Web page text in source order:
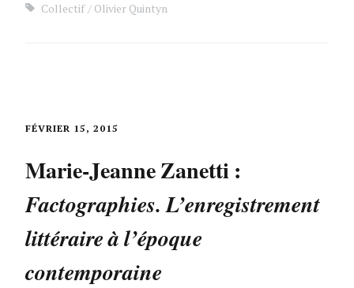
Collectif
Olivier Quintyn
FÉVRIER 15, 2015
Marie-Jeanne Zanetti :
Factographies. L’enregistrement
littéraire à l’époque
contemporaine